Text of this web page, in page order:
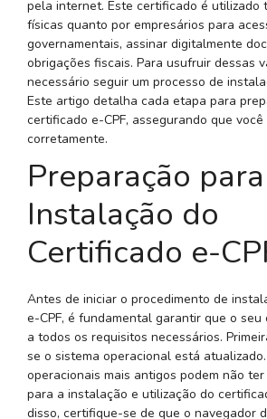
pela internet. Este certificado é utilizado
físicas quanto por empresários para
governamentais, assinar digitalmente
obrigações fiscais. Para usufruir dessas
necessário seguir um processo de
Este artigo detalha cada etapa para
certificado e-CPF, assegurando que
corretamente.
Preparação
Instalação do
Certificado e-
Antes de iniciar o procedimento de
e-CPF, é fundamental garantir que o
a todos os requisitos necessários.
se o sistema operacional está
operacionais mais antigos podem não
para a instalação e utilização do
disso, certifique-se de que o navegador